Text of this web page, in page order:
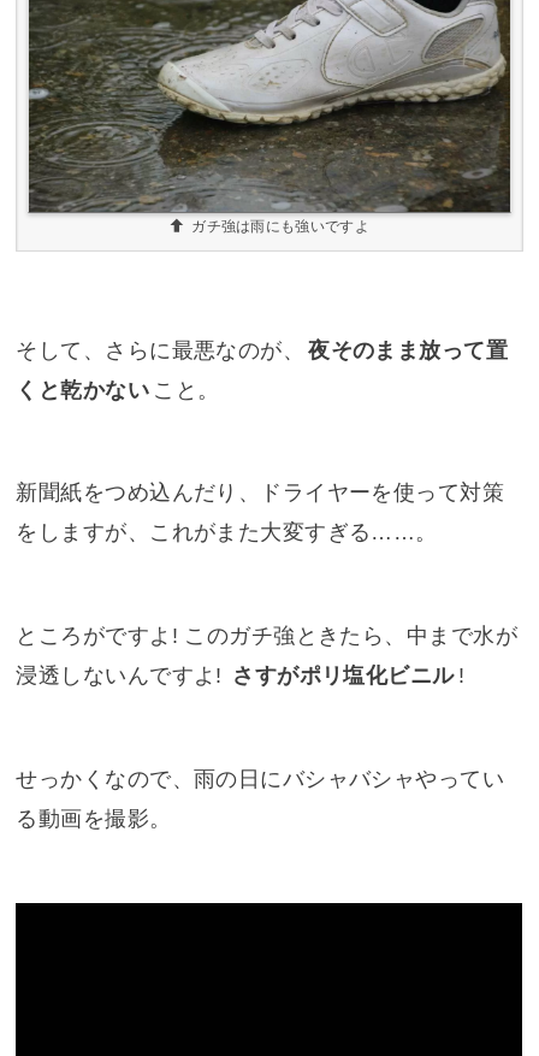
ガチ強は雨にも強いですよ
そして、さらに最悪なのが、
夜そのまま放って置
くと乾かない こと。
新聞紙をつめ込んだり、ドライヤーを使って対策
をしますが、これがまた大変すぎる……。
ところがですよ! このガチ強ときたら、中まで水が
浸透しないんですよ! さすがポリ塩化ビニル !
せっかくなので、雨の日にバシャバシャやってい
る動画を撮影。